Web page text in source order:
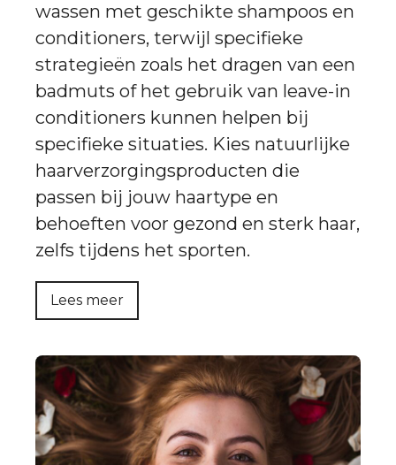
wassen met geschikte shampoos en
conditioners, terwijl specifieke
strategieën zoals het dragen van een
badmuts of het gebruik van leave-in
conditioners kunnen helpen bij
specifieke situaties. Kies natuurlijke
haarverzorgingsproducten die
passen bij jouw haartype en
behoeften voor gezond en sterk haar,
zelfs tijdens het sporten.
Lees meer